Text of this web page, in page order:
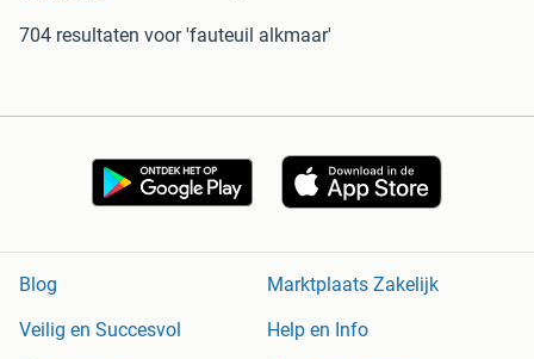
704 resultaten voor 'fauteuil alkmaar'
Blog
Marktplaats Zakelijk
Veilig en Succesvol
Help en Info